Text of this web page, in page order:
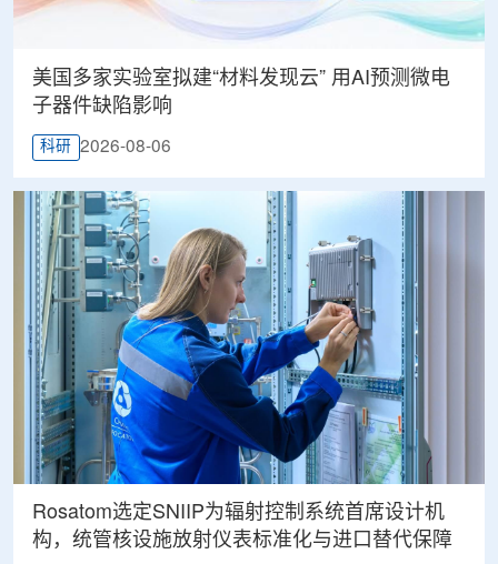
美国多家实验室拟建“材料发现云” 用AI预测微电
子器件缺陷影响
科研 2026-08-06
Rosatom选定SNIIP为辐射控制系统首席设计机
构，统管核设施放射仪表标准化与进口替代保障